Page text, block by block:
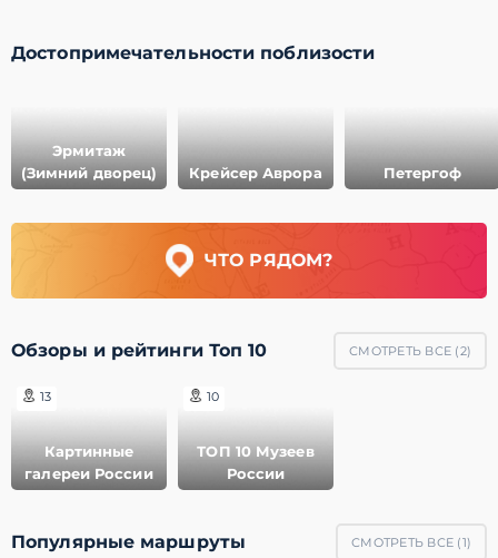
Достопримечательности поблизости
Эрмитаж
(Зимний дворец)
Крейсер Аврора Петергоф
ЧТО РЯДОМ?
Обзоры и рейтинги Топ 10 СМОТРЕТЬ ВСЕ (2)
13
Картинные
галереи России
10
ТОП 10 Музеев
России
Популярные маршруты СМОТРЕТЬ ВСЕ (1)